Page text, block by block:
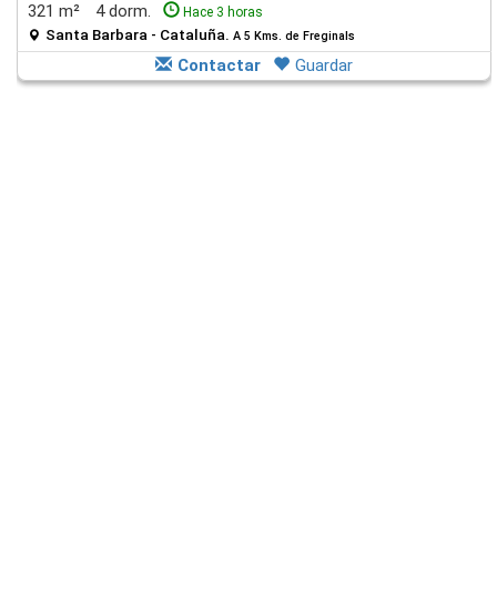
321 m²
4 dorm. Hace 3 horas
Santa Barbara - Cataluña. A 5 Kms. de Freginals
Contactar Guardar